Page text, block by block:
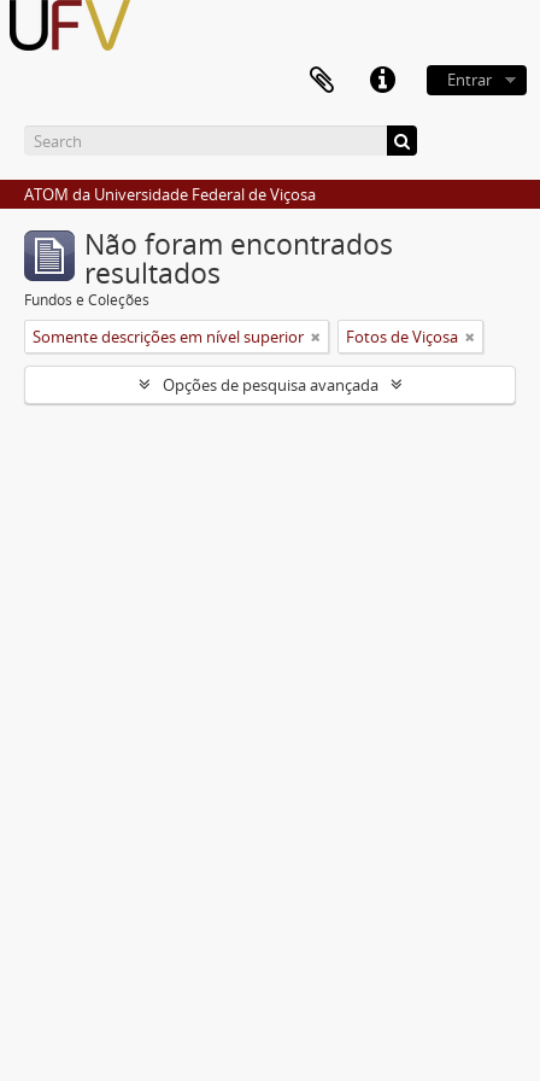
Entrar
ATOM da Universidade Federal de Viçosa
Não foram encontrados
resultados
Fundos e Coleções
Somente descrições em nível superior Fotos de Viçosa
Opções de pesquisa avançada